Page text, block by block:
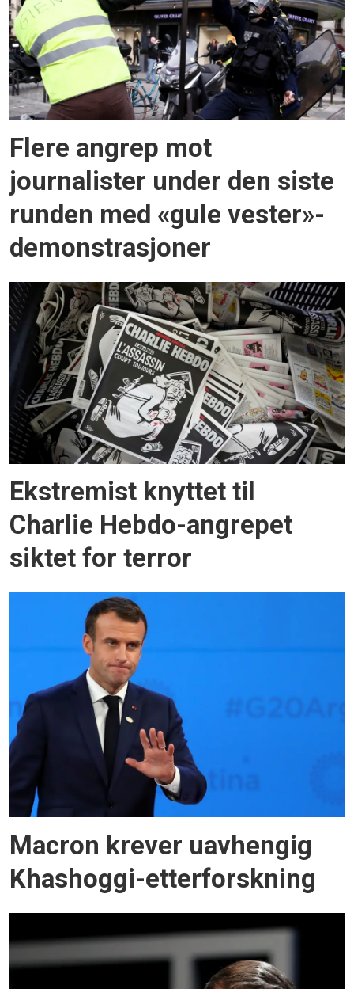
Flere angrep mot
journalister under den siste
runden med «gule vester»-
demonstrasjoner
Ekstremist knyttet til
Charlie Hebdo-angrepet
siktet for terror
Macron krever uavhengig
Khashoggi-etterforskning